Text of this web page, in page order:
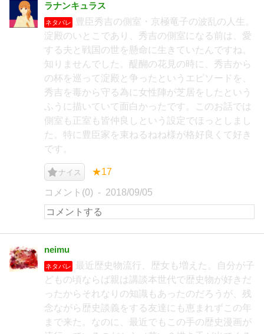
ラナンキュラス
ネタバレ
豊臣秀吉の側室・京極竜子の波乱の人生。
淀殿のいとこであり、秀吉の側室になる前は、愛
する夫と戦国の世を懸命に生きていたんですね。
知りませんでした。醍醐の花見の時に、秀吉から
の杯を巡って淀殿と争ったというエピソードを、
秀吉を毒から守る為に女性陣が芝居をしたという
ふうに描いていて面白かったです。このお話では
側室も正室も皆仲良しという設定でほっとしまし
た。特に豊臣家を束ねるねね様が格好良くて好き
です。
ナイス ★17
コメント(0) 2018/09/05
neimu
ネタバレ
最近歴史物流行、歴女も増えた。自分が子
どもの頃ならば親は講談本世代で歴史物が好きだ
ったからそれなりの知識もあったのだろうが、残
念ながら歴史談義をする友達にも恵まれずこの年
まで来た。なのに、最近でもこの手の歴史漫画が